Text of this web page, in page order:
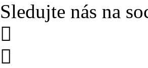
Sledujte nás na